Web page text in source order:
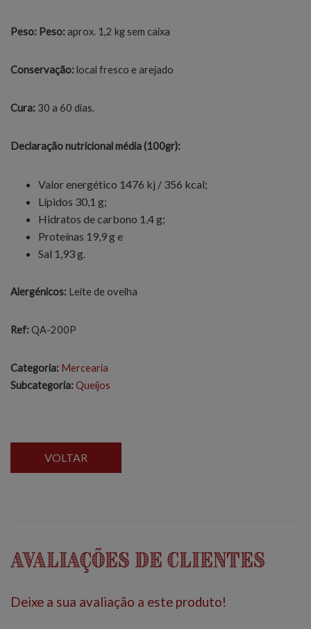
Peso: Peso: aprox. 1,2 kg sem caixa
Conservação:local fresco e arejado
Cura: 30 a 60 dias.
Declaração nutricional média (100gr):
Valor energético 1476 kj / 356 kcal;
Lípidos 30,1 g;
Hidratos de carbono 1,4 g;
Proteínas 19,9 g e
Sal 1,93 g.
Alergénicos: Leite de ovelha
Ref:QA-200P
Categoria: Mercearia
Subcategoria:Queijos
VOLTAR
Avaliações de Clientes
Deixe a sua avaliação a este produto!